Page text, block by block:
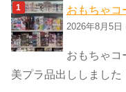
ゴ
リ
ー
おもちゃコ
2026年8月5日
おもちゃコ
美プラ品出ししました